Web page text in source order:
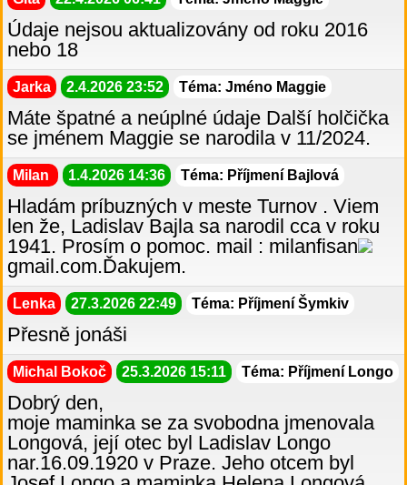
Údaje nejsou aktualizovány od roku 2016
nebo 18
Jarka 2.4.2026 23:52 Téma: Jméno Maggie
Máte špatné a neúplné údaje Další holčička
se jménem Maggie se narodila v 11/2024.
Milan 1.4.2026 14:36 Téma: Příjmení Bajlová
Hladám príbuzných v meste Turnov . Viem
len že, Ladislav Bajla sa narodil cca v roku
1941. Prosím o pomoc. mail : milanfisan
gmail.com.Ďakujem.
Lenka 27.3.2026 22:49 Téma: Příjmení Šymkiv
Přesně jonáši
Michal Bokoč 25.3.2026 15:11 Téma: Příjmení Longo
Dobrý den,
moje maminka se za svobodna jmenovala
Longová, její otec byl Ladislav Longo
nar.16.09.1920 v Praze. Jeho otcem byl